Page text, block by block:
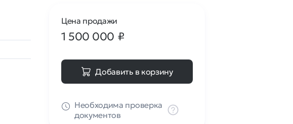
Цена продажи
1 500 000 ₽
Добавить в корзину
Необходима проверка
документов